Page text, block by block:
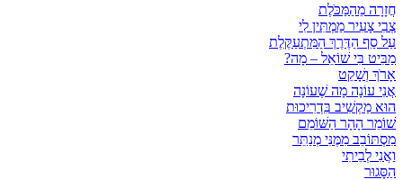
חֲזָרָה מֵהַמַּכֹּלֶת
צְבִי צָעִיר מַמְתִּין לִי
עַל סַף הַדֶּרֶךְ הַמִּתְעַקֶּלֶת
מַבִּיט בִּי שׁוֹאֵל – מָה?
אָרֹךְ וְשָׁקֵט
אֲנִי עוֹנָה מָה שֶׁעוֹנָה
הוּא מַקְשִׁיב בִּדְרִיכוּת
שׁוֹמֵר הָהָר הַשּׁוֹמֵם
מִסְתּוֹבֵב מִמֶּנִּי מְנַתֵּר
וַאֲנִי לְבֵיתִי
הַסָּגוּר